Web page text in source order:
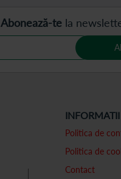
Abonează-te la
Politica de
Politica de
Contact